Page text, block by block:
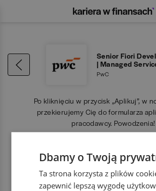
Senior Fiori
| Managed
PwC
Po kliknięciu w przycisk „Aplikuj”, w
przekierujemy Cię do formularza
pracodawcy. Powodzenia!
APLIKUJ
Dbamy o Twoją
Ta strona korzysta z plików
zapewnić lepszą wygodę